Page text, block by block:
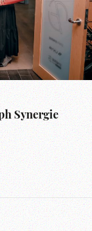
Synergie